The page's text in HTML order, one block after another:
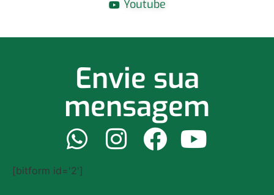
Youtube
Envie sua
mensagem
[bitform id='2']